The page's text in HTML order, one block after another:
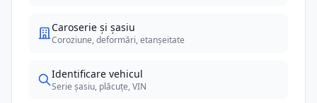
Caroserie și șasiu
Coroziune, deformări, etanșeitate
Identificare vehicul
Serie șasiu, plăcuțe, VIN